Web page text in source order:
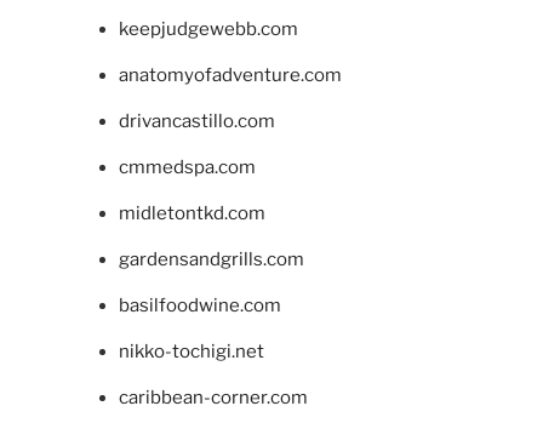
keepjudgewebb.com
anatomyofadventure.com
drivancastillo.com
cmmedspa.com
midletontkd.com
gardensandgrills.com
basilfoodwine.com
nikko-tochigi.net
caribbean-corner.com